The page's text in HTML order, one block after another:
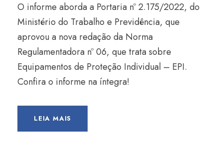
O informe aborda a Portaria nº 2.175/2022, do
Ministério do Trabalho e Previdência, que
aprovou a nova redação da Norma
Regulamentadora nº 06, que trata sobre
Equipamentos de Proteção Individual – EPI.
Confira o informe na íntegra!
LEIA MAIS